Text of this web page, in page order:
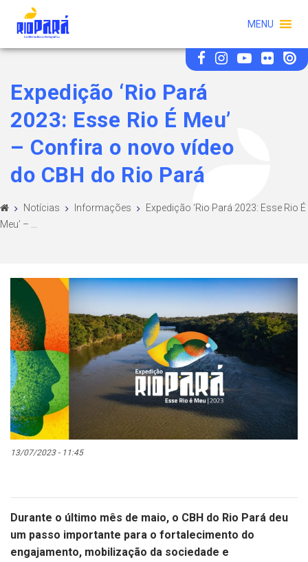
MENU
Expedição ‘Rio Pará
2023: Esse Rio É Meu’
– Confira o novo vídeo
do CBH do Rio Pará
Notícias Informações
Expedição ‘Rio Pará 2023: Esse Rio É
Meu’ – ...
13/07/2023 - 11:45
Durante o último mês de maio, o CBH do Rio Pará deu
um passo importante para o fortalecimento do
engajamento, mobilização da sociedade e